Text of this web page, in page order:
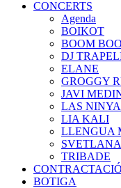
CONCERTS
Agenda
BOIKOT
BOOM
DJ
ELANE
GROGGY
JAVI
LAS
LIA KALI
LLENGUA
SVETLANA
TRIBADE
CONTRACTACIÓ
BOTIGA